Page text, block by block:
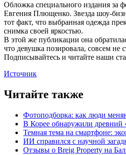
Обложка специального издания за
Евгения Плющенко. Звезда шоу-
тот факт, что выбранная одежда
снимка своей яркостью.
В этой же публикации она
что девушка позировала, совсем не
Подписывайтесь и читайте наши
Источник
Читайте также
Фотоподборка: как люди
В Корее обнаружили древний
Темная тема на смартфоне:
ИИ справился с научной
Отзывы о Breig Property на